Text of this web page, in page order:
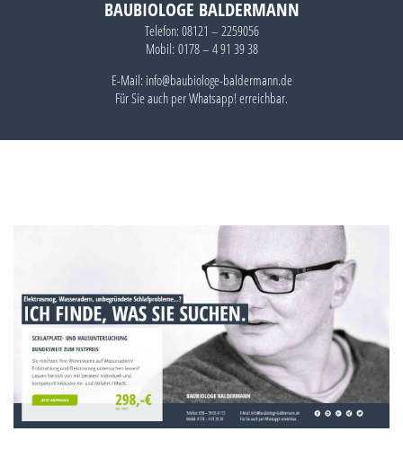
BAUBIOLOGE BALDERMANN
Telefon: 08121 – 2259056
Mobil: 0178 – 4 91 39 38
E-Mail: info@baubiologe-baldermann.de
Für Sie auch perWhatsapp!erreichbar.